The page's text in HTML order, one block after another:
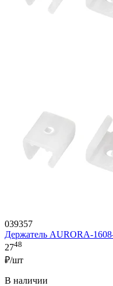
039357
Держатель AURORA-
2748
₽/шт
В наличии